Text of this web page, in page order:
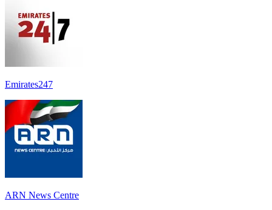
Emirates247
ARN News Centre